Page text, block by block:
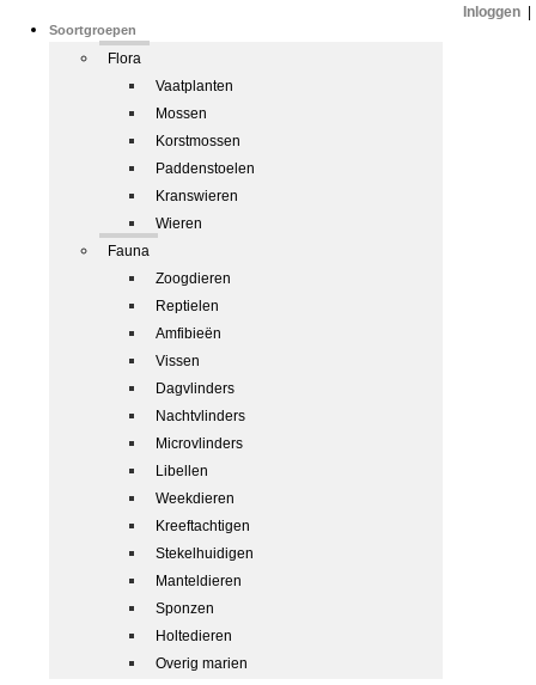
Soortgroepen
Flora
Vaatplanten
Mossen
Korstmossen
Paddenstoelen
Kranswieren
Wieren
Fauna
Zoogdieren
Reptielen
Amfibieën
Vissen
Dagvlinders
Nachtvlinders
Microvlinders
Libellen
Weekdieren
Kreeftachtigen
Stekelhuidigen
Manteldieren
Sponzen
Holtedieren
Overig marien
Inloggen